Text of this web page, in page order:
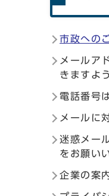
市政への
メールア
きますよ
電話番号
メールに
迷惑メー
をお願い
企業の案